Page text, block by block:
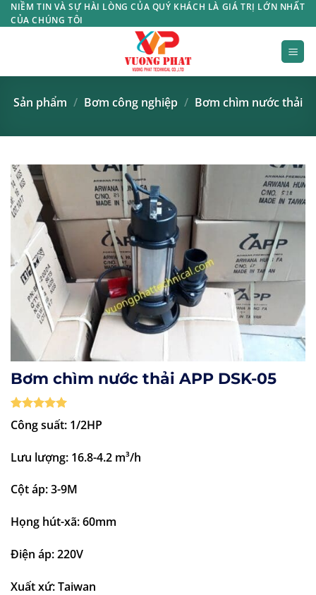
Bỏ
qua
NIỀM TIN VÀ SỰ HÀI LÒNG CỦA QUÝ KHÁCH LÀ GIÁ TRỊ LỚN NHẤT
CỦA CHÚNG TÔI
Sản phẩm / Bơm công nghiệp / Bơm chìm nước thải
Bơm chìm nước thải APP DSK-05
5trên 5
dựa trên
1
Công suất: 1/2HP
Lưu lượng: 16.8-4.2 m³/h
Cột áp: 3-9M
Họng hút-xã: 60mm
Điện áp: 220V
Xuất xứ: Taiwan